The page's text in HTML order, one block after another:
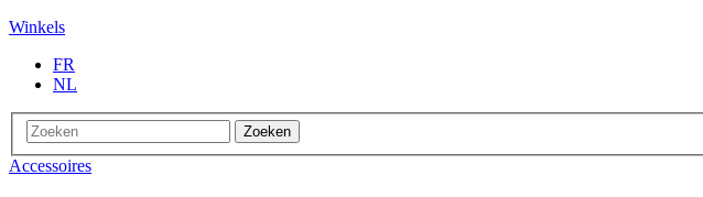
Winkels
FR
NL
Zoeken
Accessoires